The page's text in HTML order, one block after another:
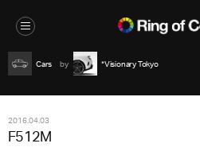
Cars *Visionary Tokyo
2016.04.03
F512M